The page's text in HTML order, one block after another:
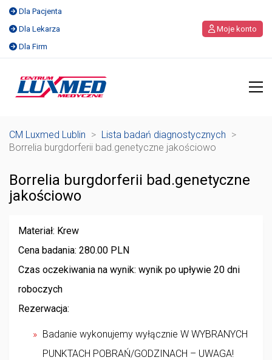
Dla Pacjenta
Dla Lekarza
Dla Firm
Moje konto
CM Luxmed Lublin > Lista badań diagnostycznych >
Borrelia burgdorferii bad.genetyczne jakościowo
Borrelia burgdorferii bad.genetyczne
jakościowo
Materiał: Krew
Cena badania: 280.00 PLN
Czas oczekiwania na wynik: wynik po upływie 20 dni
roboczych
Rezerwacja:
Badanie wykonujemy wyłącznie W WYBRANYCH
PUNKTACH POBRAŃ/GODZINACH – UWAGA!